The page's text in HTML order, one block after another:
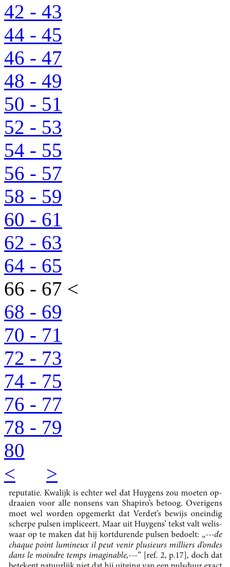
42 - 43
44 - 45
46 - 47
48 - 49
50 - 51
52 - 53
54 - 55
56 - 57
58 - 59
60 - 61
62 - 63
64 - 65
66 - 67 <
68 - 69
70 - 71
72 - 73
74 - 75
76 - 77
78 - 79
80
<
>